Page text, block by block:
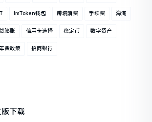
ImToken钱包 跨境消费 手续费 海淘
膨胀 信用卡选择 稳定币 数字资产
费政策 招商银行
下载